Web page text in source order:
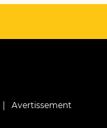
Avertissement